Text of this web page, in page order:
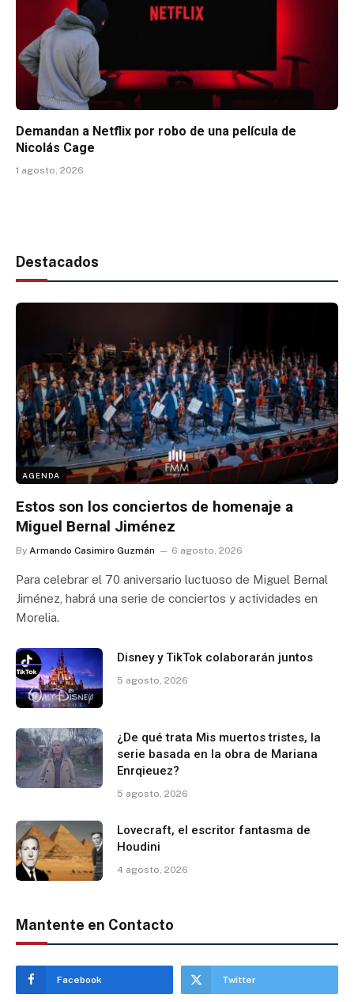
Demandan a Netflix por robo de una película de
Nicolás Cage
1 agosto, 2026
Destacados
AGENDA
Estos son los conciertos de homenaje a
Miguel Bernal Jiménez
By Armando Casimiro Guzmán 6 agosto, 2026
Para celebrar el 70 aniversario luctuoso de Miguel Bernal
Jiménez, habrá una serie de conciertos y actividades en
Morelia.
Disney y TikTok colaborarán juntos
5 agosto, 2026
¿De qué trata Mis muertos tristes, la
serie basada en la obra de Mariana
Enrqieuez?
5 agosto, 2026
Lovecraft, el escritor fantasma de
Houdini
4 agosto, 2026
Mantente en Contacto
Facebook Twitter